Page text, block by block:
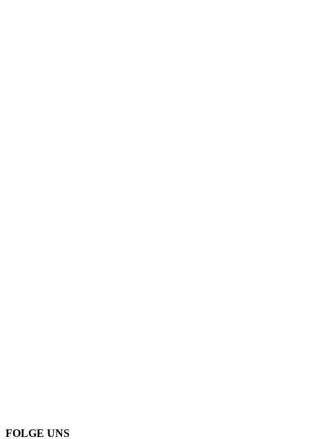
FOLGE UNS